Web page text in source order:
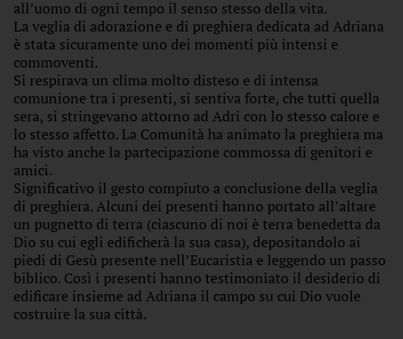
all’uomo di ogni tempo il senso stesso della vita.
La veglia di adorazione e di preghiera dedicata ad Adriana
è stata sicuramente uno dei momenti più intensi e
commoventi.
Si respirava un clima molto disteso e di intensa
comunione tra i presenti, si sentiva forte, che tutti quella
sera, si stringevano attorno ad Adri con lo stesso calore e
lo stesso affetto. La Comunità ha animato la preghiera ma
ha visto anche la partecipazione commossa di genitori e
amici.
Significativo il gesto compiuto a conclusione della veglia
di preghiera. Alcuni dei presenti hanno portato all’altare
un pugnetto di terra (ciascuno di noi è terra benedetta da
Dio su cui egli edificherà la sua casa), depositandolo ai
piedi di Gesù presente nell’Eucaristia e leggendo un passo
biblico. Così i presenti hanno testimoniato il desiderio di
edificare insieme ad Adriana il campo su cui Dio vuole
costruire la sua città.